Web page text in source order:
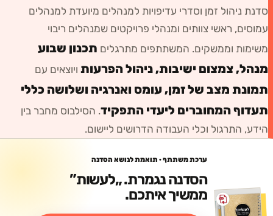
סדנת ניהול זמן וסדרי עדיפויות למנהלים מיועדת למנהלים
עמוסים, ראשי צוותים ומנהלי פרויקטים שמנהלים ריבוי
משימות וממשקים. המשתתפים מתרגלים תכנון שבוע
מנהל, צמצום ישיבות, ניהול הפרעות ויוצאים עם
תמונת מצב של זמן, עומס ואנרגיה ושלושה כללי
תעדוף המחוברים ליעדי התפקיד. הסילבוס מחבר בין
הידע, התרגול וכלי העבודה הדרושים ליישום.
ערכת משתתף · תואמת לנושא הסדנה
הסדנה נגמרת. „לעשות”
ממשיך איתכם.